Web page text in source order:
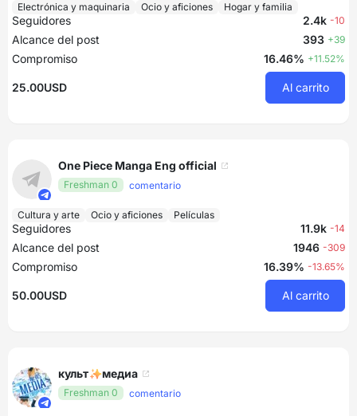
Electrónica y maquinaria Ocio y aficiones Hogar y familia
Seguidores 2.4k -10
Alcance del post 393 +39
Compromiso 16.46% +11.52%
25.00USD Al carrito
One Piece Manga Eng official
Freshman 0 comentario
Cultura y arte Ocio y aficiones Películas
Seguidores 11.9k -14
Alcance del post 1946 -309
Compromiso 16.39% -13.65%
50.00USD Al carrito
культ✨медиа
Freshman 0 comentario